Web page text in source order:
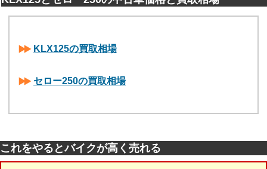
KLX125の買取相場
セロー250の買取相場
これをやるとバイクが高く売れる